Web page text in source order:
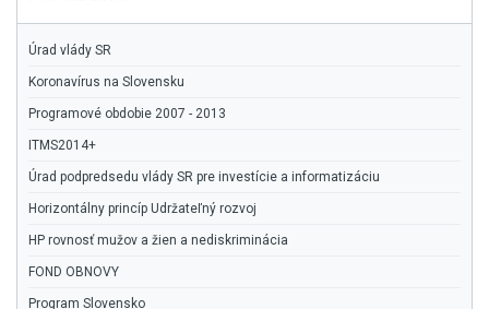
Úrad vlády SR
Koronavírus na Slovensku
Programové obdobie 2007 - 2013
ITMS2014+
Úrad podpredsedu vlády SR pre investície a informatizáciu
Horizontálny princíp Udržateľný rozvoj
HP rovnosť mužov a žien a nediskriminácia
FOND OBNOVY
Program Slovensko